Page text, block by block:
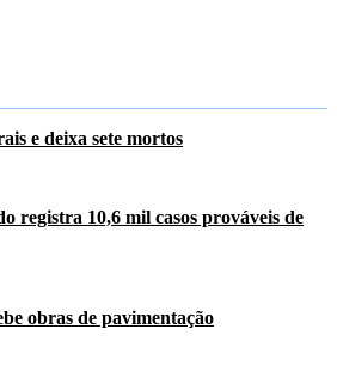
e deixa sete mortos
registra 10,6 mil casos prováveis de
obras de pavimentação